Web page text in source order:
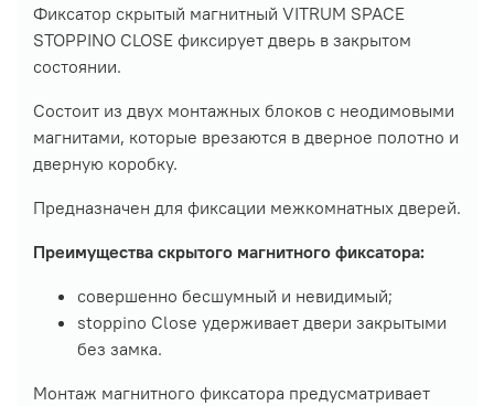
Фиксатор скрытый магнитный VITRUM SPACE
STOPPINO CLOSE фиксирует дверь в закрытом
состоянии.
Состоит из двух монтажных блоков с неодимовыми
магнитами, которые врезаются в дверное полотно и
дверную коробку.
Предназначен для фиксации межкомнатных дверей.
Преимущества скрытого магнитного фиксатора:
совершенно бесшумный и невидимый;
stoppino Close удерживает двери закрытыми
без замка.
Монтаж магнитного фиксатора предусматривает